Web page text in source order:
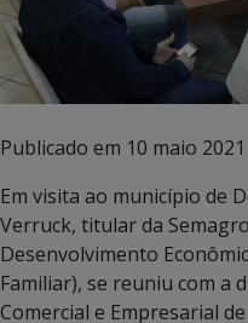
Publicado em 10 maio 2021
Em visita ao município de
Verruck, titular da
Desenvolvimento
Familiar), se reuniu com a
Comercial e Empresarial